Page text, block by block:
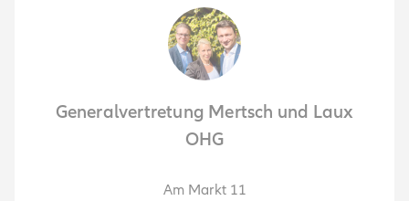
Generalvertretung Mertsch und Laux
OHG
Am Markt 11